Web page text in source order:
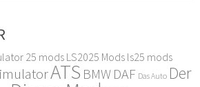
25 mods LS2025 Mods ls25 mods
ATS BMW DAF Das Auto Der